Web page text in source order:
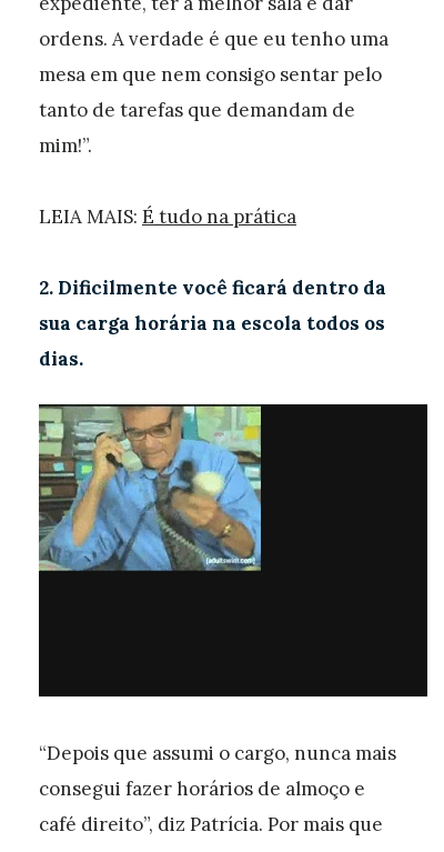
ordens. A verdade é que eu tenho uma
mesa em que nem consigo sentar pelo
tanto de tarefas que demandam de
mim!”.
LEIA MAIS: É tudo na prática
2. Dificilmente você ficará dentro da
sua carga horária na escola todos os
dias.
“Depois que assumi o cargo, nunca mais
consegui fazer horários de almoço e
café direito”, diz Patrícia. Por mais que